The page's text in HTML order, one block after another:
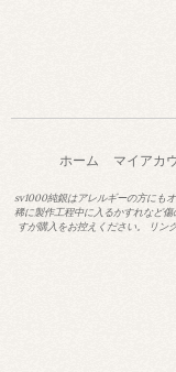
ホーム マイアカ
sv1000純銀はアレルギーの方にも
稀に製作工程中に入るかすれなど
すが購入をお控えください。 リン